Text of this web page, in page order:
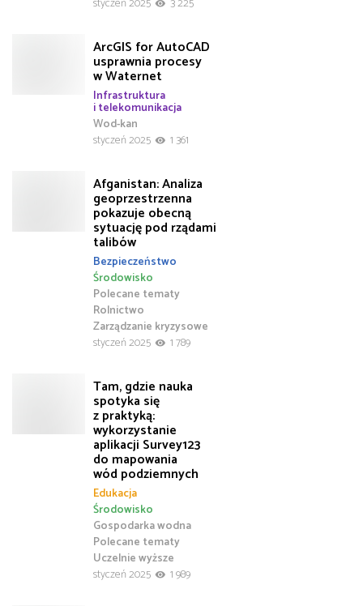
ArcGIS for AutoCAD
usprawnia procesy
w Waternet
Infrastruktura
i telekomunikacja
Wod-kan
styczeń 2025
1 361
Afganistan: Analiza
geoprzestrzenna
pokazuje obecną
sytuację pod rządami
talibów
Bezpieczeństwo
Polecane tematy
Rolnictwo
Środowisko
Zarządzanie kryzysowe
styczeń 2025
1 789
Tam, gdzie nauka
spotyka się
z praktyką:
wykorzystanie
aplikacji Survey123
do mapowania
wód podziemnych
Edukacja
Gospodarka wodna
Polecane tematy
Środowisko
Uczelnie wyższe
styczeń 2025
1 989